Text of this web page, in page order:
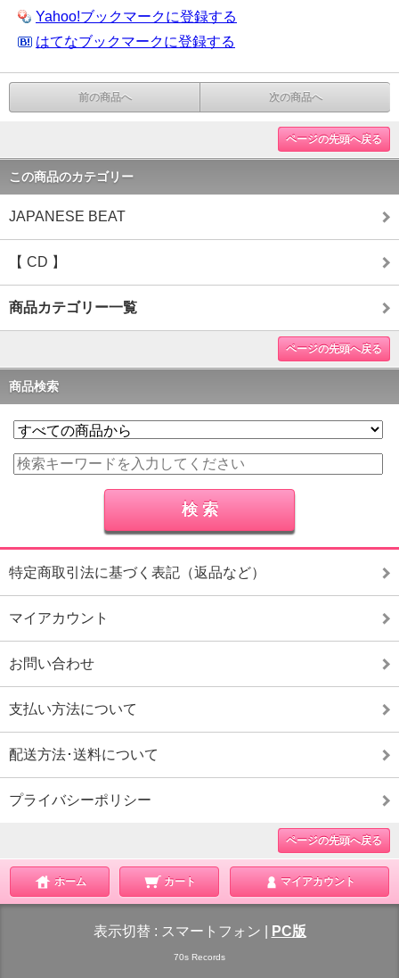
Yahoo!ブックマークに登録する
はてなブックマークに登録する
前の商品へ 次の商品へ
ページの先頭へ戻る
この商品のカテゴリー
JAPANESE BEAT
【 CD 】
商品カテゴリー一覧
ページの先頭へ戻る
商品検索
特定商取引法に基づく表記（返品など）
マイアカウント
お問い合わせ
支払い方法について
配送方法･送料について
プライバシーポリシー
ページの先頭へ戻る
ホーム カート マイアカウント
表示切替 : スマートフォン PC版
70s Records